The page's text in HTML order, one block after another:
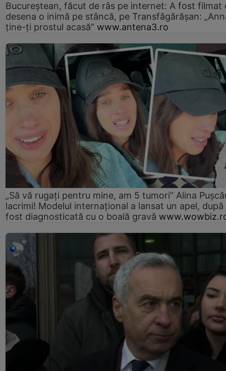
Bucureștean, făcut de râs pe internet: A fost filmat
desena o inimă pe stâncă, pe Transfăgărășan:
ține-ți prostul acasă” www.antena3.ro
„Să vă rugați pentru mine, am 5 tumori” Alina
lacrimi! Modelul internațional a lansat un apel, după
fost diagnosticată cu o boală gravă